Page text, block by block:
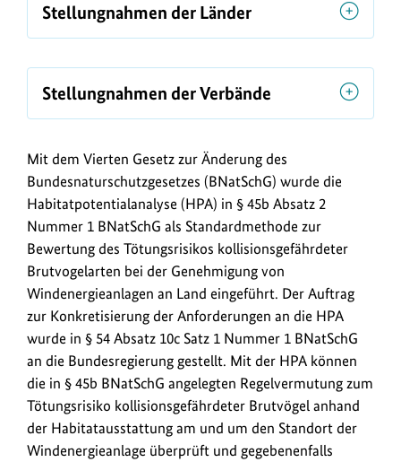
/
L
n
s
Stellungnahmen der Länder
Stellungnahmen der Verbände
Mit dem Vierten Gesetz zur Änderung des
Bundesnaturschutzgesetzes (BNatSchG) wurde die
Habitatpotentialanalyse (HPA) in § 45b Absatz 2
Nummer 1 BNatSchG als Standardmethode zur
Bewertung des Tötungsrisikos kollisionsgefährdeter
Brutvogelarten bei der Genehmigung von
Windenergieanlagen an Land eingeführt. Der Auftrag
zur Konkretisierung der Anforderungen an die HPA
wurde in § 54 Absatz 10c Satz 1 Nummer 1 BNatSchG
an die Bundesregierung gestellt. Mit der HPA können
die in § 45b BNatSchG angelegten Regelvermutung zum
Tötungsrisiko kollisionsgefährdeter Brutvögel anhand
der Habitatausstattung am und um den Standort der
Windenergieanlage überprüft und gegebenenfalls